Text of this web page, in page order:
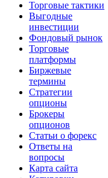
Торговые тактики
Выгодные
инвестиции
Фондовый рынок
Торговые
платформы
Биржевые
термины
Стратегии
опционы
Брокеры
опционов
Статьи о форекс
Ответы на
вопросы
Карта сайта